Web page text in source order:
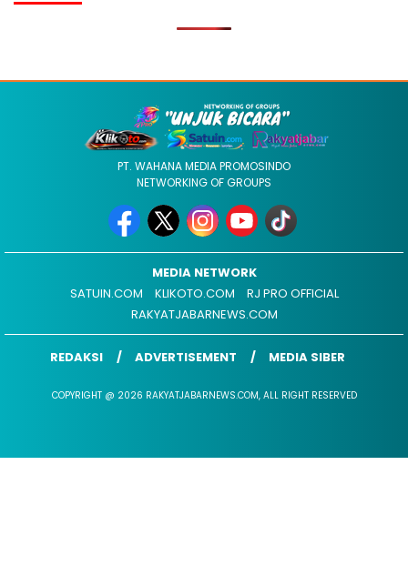
PT. WAHANA MEDIA PROMOSINDO
NETWORKING OF GROUPS
MEDIA NETWORK
SATUIN.COM
KLIKOTO.COM
RJ PRO OFFICIAL
RAKYATJABARNEWS.COM
REDAKSI ADVERTISEMENT MEDIA SIBER
COPYRIGHT @ 2026 RAKYATJABARNEWS.COM, ALL RIGHT RESERVED